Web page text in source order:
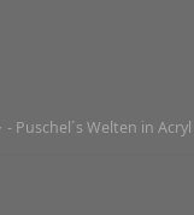
Kategorien
- Puschel´s Welten in Acryl